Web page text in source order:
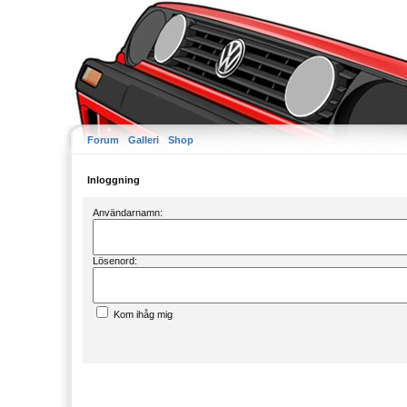
Forum Galleri Shop
Inloggning
Användarnamn:
Lösenord:
Kom ihåg mig